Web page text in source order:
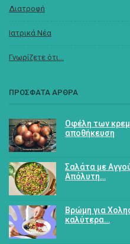
Διατροφή
Ιατρικά Νέα
Γνωρίζετε ότι...
ΠΡΟΣΦΑΤΑ ΑΡΘΡΑ
Οφέλη των
αποθήκευση
Σαλάτα με
Απόλυτη…
Βρώμη για
καλύτερα…